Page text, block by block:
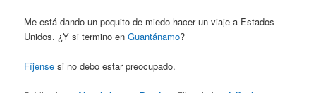
Me está dando un poquito de miedo hacer un viaje a Estados
Unidos. ¿Y si termino enGuantánamo?
Fíjense si no debo estar preocupado.